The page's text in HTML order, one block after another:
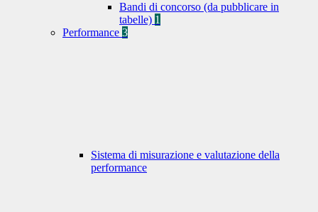
Bandi di concorso (da pubblicare in
tabelle) 1
Performance 3
Sistema di misurazione e valutazione della
performance